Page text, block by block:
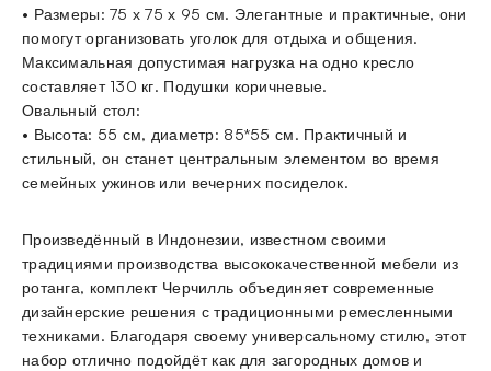
• Размеры: 75 х 75 х 95 см. Элегантные и практичные, они
помогут организовать уголок для отдыха и общения.
Максимальная допустимая нагрузка на одно кресло
составляет 130 кг. Подушки коричневые.
Овальный стол:
• Высота: 55 см, диаметр: 85*55 см. Практичный и
стильный, он станет центральным элементом во время
семейных ужинов или вечерних посиделок.
Произведённый в Индонезии, известном своими
традициями производства высококачественной мебели из
ротанга, комплект Черчилль объединяет современные
дизайнерские решения с традиционными ремесленными
техниками. Благодаря своему универсальному стилю, этот
набор отлично подойдёт как для загородных домов и